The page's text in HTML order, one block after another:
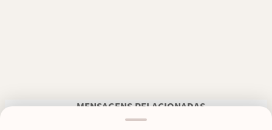
MENSAGENS RELACIONADAS